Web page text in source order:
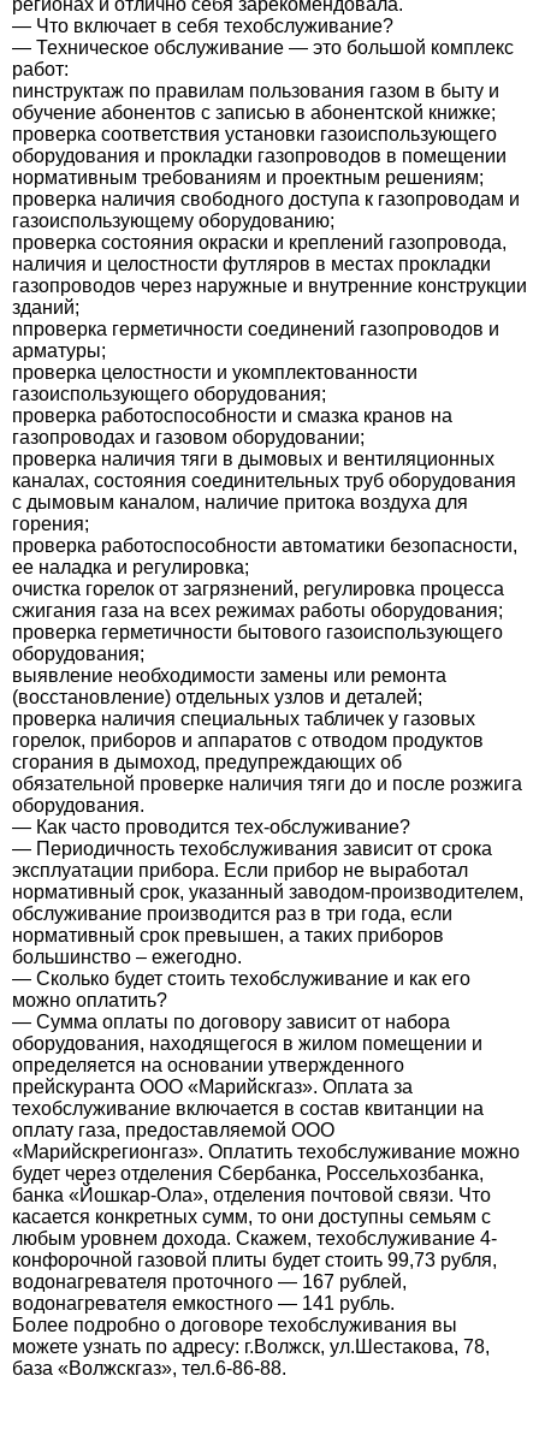
регионах и отлично себя зарекомендовала.
— Что включает в себя техобслуживание?
— Техническое обслуживание — это большой комплекс
работ:
nинструктаж по правилам пользования газом в быту и
обучение абонентов с записью в абонентской книжке;
проверка соответствия установки газоиспользующего
оборудования и прокладки газопроводов в помещении
нормативным требованиям и проектным решениям;
проверка наличия свободного доступа к газопроводам и
газоиспользующему оборудованию;
проверка состояния окраски и креплений газопровода,
наличия и целостности футляров в местах прокладки
газопроводов через наружные и внутренние конструкции
зданий;
nпроверка герметичности соединений газопроводов и
арматуры;
проверка целостности и укомплектованности
газоиспользующего оборудования;
проверка работоспособности и смазка кранов на
газопроводах и газовом оборудовании;
проверка наличия тяги в дымовых и вентиляционных
каналах, состояния соединительных труб оборудования
с дымовым каналом, наличие притока воздуха для
горения;
проверка работоспособности автоматики безопасности,
ее наладка и регулировка;
очистка горелок от загрязнений, регулировка процесса
сжигания газа на всех режимах работы оборудования;
проверка герметичности бытового газоиспользующего
оборудования;
выявление необходимости замены или ремонта
(восстановление) отдельных узлов и деталей;
проверка наличия специальных табличек у газовых
горелок, приборов и аппаратов с отводом продуктов
сгорания в дымоход, предупреждающих об
обязательной проверке наличия тяги до и после розжига
оборудования.
— Как часто проводится тех-обслуживание?
— Периодичность техобслуживания зависит от срока
эксплуатации прибора. Если прибор не выработал
нормативный срок, указанный заводом-производителем,
обслуживание производится раз в три года, если
нормативный срок превышен, а таких приборов
большинство – ежегодно.
— Сколько будет стоить техобслуживание и как его
можно оплатить?
— Сумма оплаты по договору зависит от набора
оборудования, находящегося в жилом помещении и
определяется на основании утвержденного
прейскуранта ООО «Марийскгаз». Оплата за
техобслуживание включается в состав квитанции на
оплату газа, предоставляемой ООО
«Марийскрегионгаз». Оплатить техобслуживание можно
будет через отделения Сбербанка, Россельхозбанка,
банка «Йошкар-Ола», отделения почтовой связи. Что
касается конкретных сумм, то они доступны семьям с
любым уровнем дохода. Скажем, техобслуживание 4-
конфорочной газовой плиты будет стоить 99,73 рубля,
водонагревателя проточного — 167 рублей,
водонагревателя емкостного — 141 рубль.
Более подробно о договоре техобслуживания вы
можете узнать по адресу: г.Волжск, ул.Шестакова, 78,
база «Волжскгаз», тел.6-86-88.